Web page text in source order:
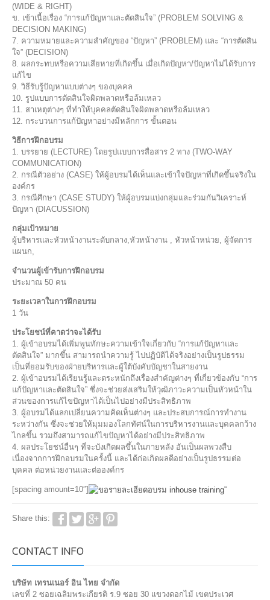
(WIDE & RIGHT)
ข. เข้าเนื้อเรื่อง “การแก้ปัญหาและตัดสินใจ” (PROBLEM SOLVING &
DECISION MAKING)
7. ความหมายและความสำคัญของ “ปัญหา” (PROBLEM) และ “การตัดสิน
ใจ” (DECISION)
8. ผลกระทบหรือความเสียหายที่เกิดขึ้น เมื่อเกิดปัญหา/ปัญหาไม่ได้รับการ
แก้ไข
9. วิธีรับรู้ปัญหาแบบต่างๆ ของบุคคล
10. รูปแบบการตัดสินใจผิดพลาดหรือล้มเหลว
11. สาเหตุต่างๆ ที่ทำให้บุคคลตัดสินใจผิดพลาดหรือล้มเหลว
12. กระบวนการแก้ปัญหาอย่างมีหลักการ ขั้นตอน
วิธีการฝึกอบรม
1. บรรยาย (LECTURE) โดยรูปแบบการสื่อสาร 2 ทาง (TWO-WAY
COMMUNICATION)
2. กรณีตัวอย่าง (CASE) ให้ผู้อบรมได้เห็นและเข้าใจปัญหาที่เกิดขึ้นจริงใน
องค์กร
3. กรณีศึกษา (CASE STUDY) ให้ผู้อบรมแบ่งกลุ่มและร่วมกันวิเคราะห์
ปัญหา (DIACUSSION)
กลุ่มเป้าหมาย
ผู้บริหารและหัวหน้างานระดับกลาง,หัวหน้างาน , หัวหน้าหน่วย, ผู้จัดการ
แผนก,
จำนวนผู้เข้ารับการฝึกอบรม
ประมาณ 50 คน
ระยะเวลาในการฝึกอบรม
1 วัน
ประโยชน์ที่คาดว่าจะได้รับ
1. ผู้เข้าอบรมได้เพิ่มพูนทักษะความเข้าใจเกี่ยวกับ “การแก้ปัญหาและ
ตัดสินใจ” มากขึ้น สามารถนำความรู้ ไปปฏิบัติได้จริงอย่างเป็นรูปธรรม
เป็นที่ยอมรับของฝ่ายบริหารและผู้ใต้บังคับบัญชาในสายงาน
2. ผู้เข้าอบรมได้เรียนรู้และตระหนักถึงเรื่องสำคัญต่างๆ ที่เกี่ยวข้องกับ “การ
แก้ปัญหาและตัดสินใจ” ซึ่งจะช่วยส่งเสริมให้วุฒิภาวะความเป็นหัวหน้าใน
ส่วนของการแก้ไขปัญหาได้เป็นไปอย่างมีประสิทธิภาพ
3. ผู้อบรมได้แลกเปลี่ยนความคิดเห็นต่างๆ และประสบการณ์การทำงาน
ระหว่างกัน ซึ่งจะช่วยให้มุมมองโลกทัศน์ในการบริหารงานและบุคคลกว้าง
ไกลขึ้น รวมถึงสามารถแก้ไขปัญหาได้อย่างมีประสิทธิภาพ
4. ผลประโยชน์อื่นๆ ที่จะบังเกิดผลขึ้นในภายหลัง อันเป็นผลพวงสืบ
เนื่องจากการฝึกอบรมในครั้งนี้ และได้ก่อเกิดผลดีอย่างเป็นรูปธรรมต่อ
บุคคล ต่อหน่วยงานและต่อองค์กร
[spacing amount=10″] “
Share this:
CONTACT INFO
บริษัท เทรนเนอร์ อิน ไทย จำกัด
เลขที่ 2 ซอยเฉลิมพระเกียรติ ร.9 ซอย 30 แขวงดอกไม้ เขตประเวศ